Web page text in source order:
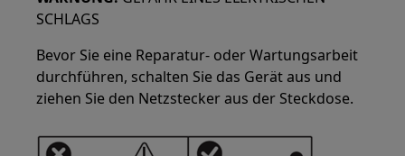
SCHLAGS
Bevor Sie eine Reparatur- oder Wartungsarbeit
durchführen, schalten Sie das Gerät aus und
ziehen Sie den Netzstecker aus der Steckdose.